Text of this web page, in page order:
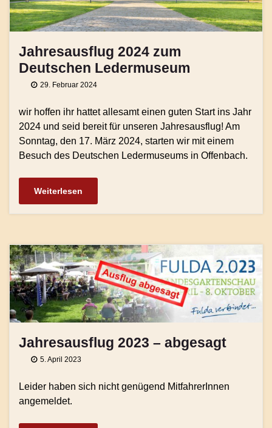
Jahresausflug 2024 zum
Deutschen Ledermuseum
29. Februar 2024
wir hoffen ihr hattet allesamt einen guten Start ins Jahr
2024 und seid bereit für unseren Jahresausflug! Am
Sonntag, den 17. März 2024, starten wir mit einem
Besuch des Deutschen Ledermuseums in Offenbach.
Weiterlesen
Jahresausflug 2023 – abgesagt
5. April 2023
Leider haben sich nicht genügend MitfahrerInnen
angemeldet.